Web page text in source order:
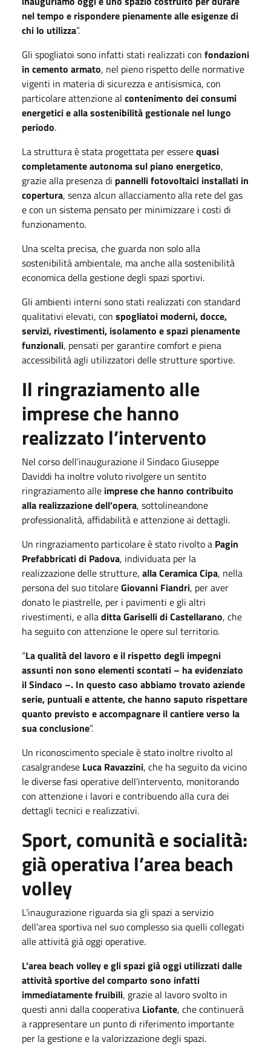
nel tempo e rispondere pienamente alle esigenze di
chi lo utilizza”.
Gli spogliatoi sono infatti stati realizzati con fondazioni
in cemento armato, nel pieno rispetto delle normative
vigenti in materia di sicurezza e antisismica, con
particolare attenzione al contenimento dei consumi
energetici e alla sostenibilità gestionale nel lungo
periodo.
La struttura è stata progettata per esserequasi
completamente autonoma sul piano energetico,
grazie alla presenza di pannelli fotovoltaici installati in
copertura, senza alcun allacciamento alla rete del gas
e con un sistema pensato per minimizzare i costi di
funzionamento.
Una scelta precisa, che guarda non solo alla
sostenibilità ambientale, ma anche alla sostenibilità
economica della gestione degli spazi sportivi.
Gli ambienti interni sono stati realizzati con standard
qualitativi elevati, con spogliatoi moderni, docce,
servizi, rivestimenti, isolamento e spazi pienamente
funzionali, pensati per garantire comfort e piena
accessibilità agli utilizzatori delle strutture sportive.
Il ringraziamento alle
imprese che hanno
realizzato l’intervento
Nel corso dell’inaugurazione il Sindaco Giuseppe
Daviddi ha inoltre voluto rivolgere un sentito
ringraziamento alle imprese che hanno contribuito
alla realizzazione dell’opera, sottolineandone
professionalità, affidabilità e attenzione ai dettagli.
Un ringraziamento particolare è stato rivolto a Pagin
Prefabbricati di Padova, individuata per la
realizzazione delle strutture, alla Ceramica Cipa, nella
persona del suo titolareGiovanni Fiandri, per aver
donato le piastrelle, per i pavimenti e gli altri
rivestimenti, e alladitta Gariselli di Castellarano, che
ha seguito con attenzione le opere sul territorio.
“La qualità del lavoro e il rispetto degli impegni
assunti non sono elementi scontati – ha evidenziato
il Sindaco –. In questo caso abbiamo trovato aziende
serie, puntuali e attente, che hanno saputo rispettare
quanto previsto e accompagnare il cantiere verso la
sua conclusione”.
Un riconoscimento speciale è stato inoltre rivolto al
casalgrandese Luca Ravazzini, che ha seguito da vicino
le diverse fasi operative dell’intervento, monitorando
con attenzione i lavori e contribuendo alla cura dei
dettagli tecnici e realizzativi.
Sport, comunità e socialità:
già operativa l’area beach
volley
L’inaugurazione riguarda sia gli spazi a servizio
dell’area sportiva nel suo complesso sia quelli collegati
alle attività già oggi operative.
L’area beach volley e gli spazi già oggi utilizzati dalle
attività sportive del comparto sono infatti
immediatamente fruibili, grazie al lavoro svolto in
questi anni dalla cooperativa Liofante, che continuerà
a rappresentare un punto di riferimento importante
per la gestione e la valorizzazione degli spazi.